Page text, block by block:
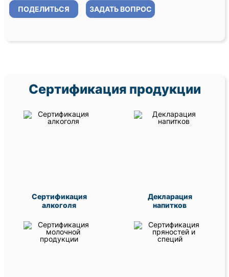
ПОДЕЛИТЬСЯ ЗАДАТЬ ВОПРОС
Сертификация продукции
Сертификация
алкоголя
Декларация
напитков